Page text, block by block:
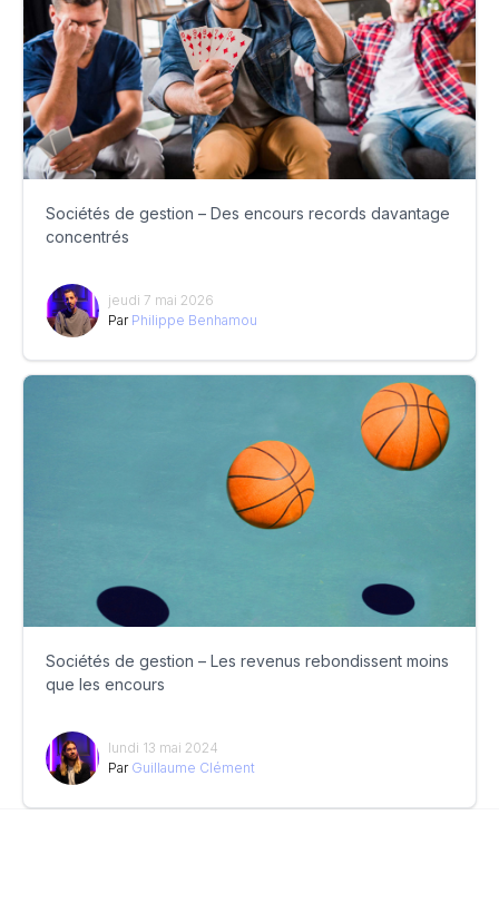
Sociétés de gestion – Des encours records davantage
concentrés
jeudi 7 mai 2026
Par Philippe Benhamou
Sociétés de gestion – Les revenus rebondissent moins
que les encours
lundi 13 mai 2024
Par Guillaume Clément